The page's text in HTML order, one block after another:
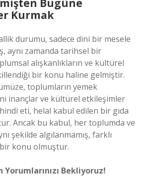
Bugüne
Kurmak
durumu, sadece dini bir mesele
aynı zamanda tarihsel bir
alışkanlıkların ve kültürel
bir konu haline gelmiştir.
toplumların yemek
inançlar ve kültürel etkileşimler
eti, helal kabul edilen bir gıda
Ancak bu kabul, her toplumda ve
şekilde algılanmamış, farklı
konu olmuştur.
Bekliyoruz!